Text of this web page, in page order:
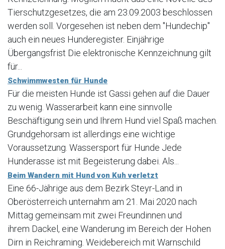
Tierschutzgesetzes, die am 23.09.2003 beschlossen
werden soll. Vorgesehen ist neben dem "Hundechip"
auch ein neues Hunderegister. Einjährige
Übergangsfrist Die elektronische Kennzeichnung gilt
für...
Schwimmwesten für Hunde
Für die meisten Hunde ist Gassi gehen auf die Dauer
zu wenig. Wasserarbeit kann eine sinnvolle
Beschäftigung sein und Ihrem Hund viel Spaß machen.
Grundgehorsam ist allerdings eine wichtige
Voraussetzung. Wassersport für Hunde Jede
Hunderasse ist mit Begeisterung dabei. Als...
Beim Wandern mit Hund von Kuh verletzt
Eine 66-Jährige aus dem Bezirk Steyr-Land in
Oberösterreich unternahm am 21. Mai 2020 nach
Mittag gemeinsam mit zwei Freundinnen und
ihrem Dackel, eine Wanderung im Bereich der Hohen
Dirn in Reichraming. Weidebereich mit Warnschild